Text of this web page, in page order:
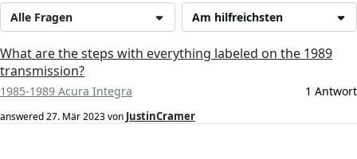
Am hilfreichsten
Alle Fragen
What are the steps with everything labeled on the 1989
transmission?
1985-1989 Acura Integra 1 Antwort
answered27. Mär 2023von JustinCramer